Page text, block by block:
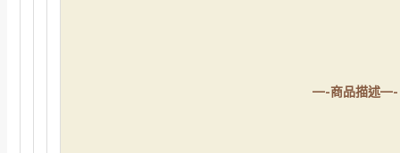
—-商品描述—-